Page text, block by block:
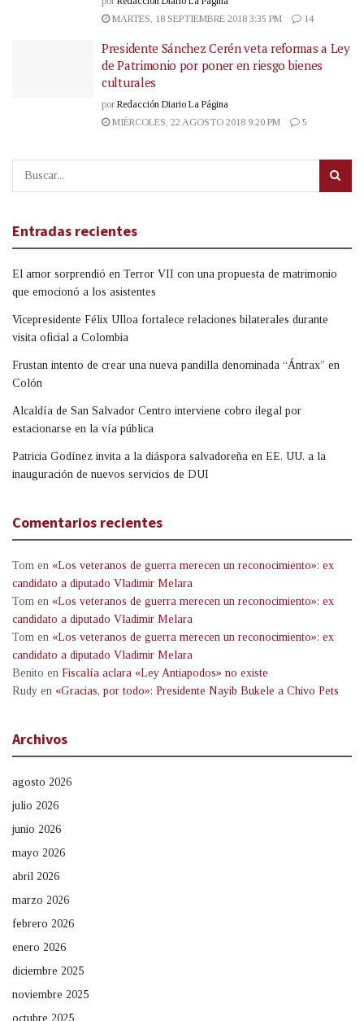
MARTES, 18 SEPTIEMBRE 2018 3:35 PM
14
Presidente Sánchez Cerén veta reformas a Ley
de Patrimonio por poner en riesgo bienes
culturales
por Redacción Diario La Página
MIÉRCOLES, 22 AGOSTO 2018 9:20 PM
5
Entradas recientes
El amor sorprendió en Terror VII con una propuesta de matrimonio
que emocionó a los asistentes
Vicepresidente Félix Ulloa fortalece relaciones bilaterales durante
visita oficial a Colombia
Frustan intento de crear una nueva pandilla denominada “Ántrax” en
Colón
Alcaldía de San Salvador Centro interviene cobro ilegal por
estacionarse en la vía pública
Patricia Godínez invita a la diáspora salvadoreña en EE. UU. a la
inauguración de nuevos servicios de DUI
Comentarios recientes
Tom en «Los veteranos de guerra merecen un reconocimiento»: ex
candidato a diputado Vladimir Melara
Tom en «Los veteranos de guerra merecen un reconocimiento»: ex
candidato a diputado Vladimir Melara
Tom en «Los veteranos de guerra merecen un reconocimiento»: ex
candidato a diputado Vladimir Melara
Benito en Fiscalía aclara «Ley Antiapodos» no existe
Rudy en «Gracias, por todo»: Presidente Nayib Bukele a Chivo Pets
Archivos
agosto 2026
julio 2026
junio 2026
mayo 2026
abril 2026
marzo 2026
febrero 2026
enero 2026
diciembre 2025
noviembre 2025
octubre 2025